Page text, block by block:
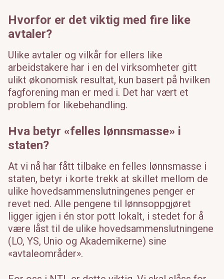
Hvorfor er det viktig med fire like
avtaler?
Ulike avtaler og vilkår for ellers like
arbeidstakere har i en del virksomheter gitt
ulikt økonomisk resultat, kun basert på hvilken
fagforening man er med i. Det har vært et
problem for likebehandling.
Hva betyr «felles lønnsmasse» i
staten?
At vi nå har fått tilbake en felles lønnsmasse i
staten, betyr i korte trekk at skillet mellom de
ulike hovedsammenslutningenes penger er
revet ned. Alle pengene til lønnsoppgjøret
ligger igjen i én stor pott lokalt, i stedet for å
være låst til de ulike hovedsammenslutningene
(LO, YS, Unio og Akademikerne) sine
«avtaleområder».